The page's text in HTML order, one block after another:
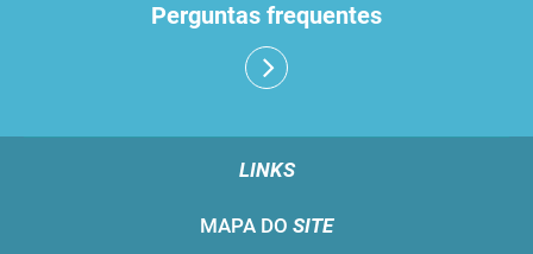
Perguntas frequentes
LINKS
MAPA DO SITE